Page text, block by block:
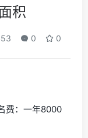
积
0 0
费：一年8000